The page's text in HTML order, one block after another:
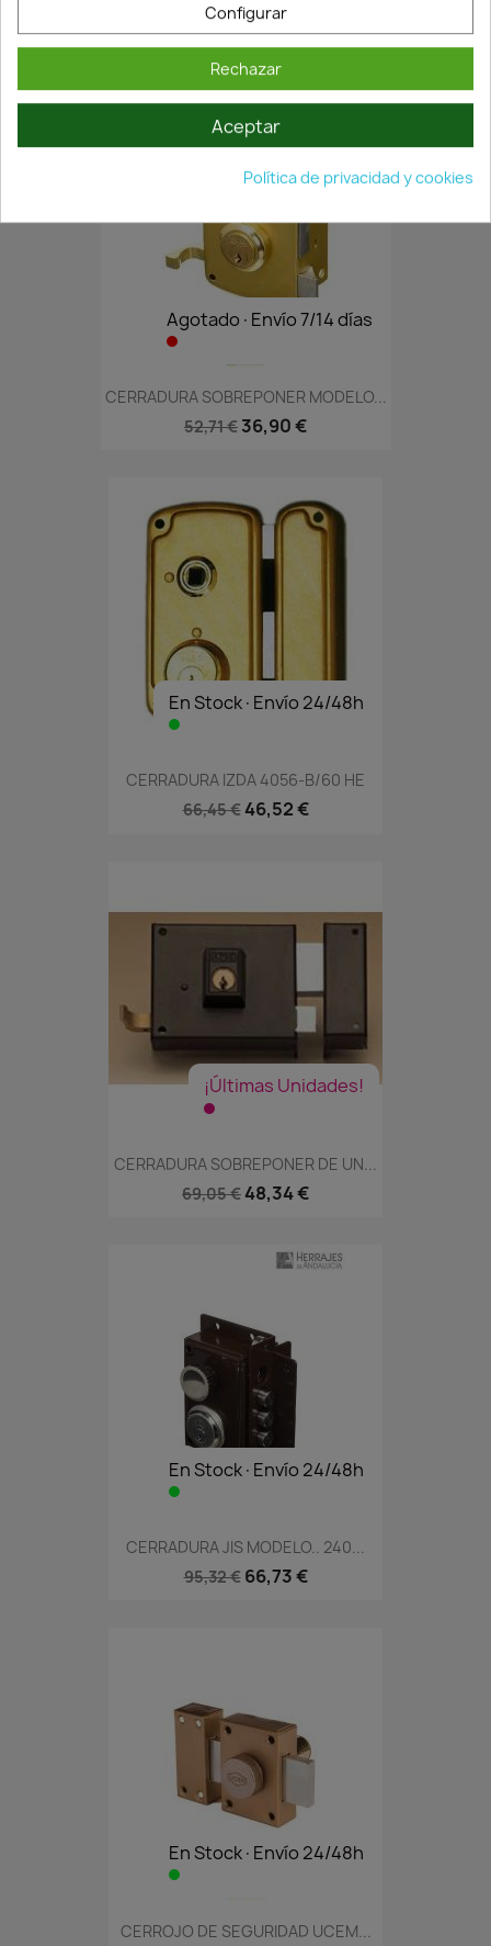
CERRADURA IZDA 4056-A 60 HE
65,88 €46,12 €
Agotado·Envío 7/14 días
CERRADURA SOBREPONER MODELO...
52,71 € 36,90 €
En Stock·Envío 24/48h
CERRADURA IZDA 4056-B/60 HE
66,45 € 46,52 €
¡Últimas Unidades!
CERRADURA SOBREPONER DE UN...
69,05 € 48,34 €
En Stock·Envío 24/48h
CERRADURA JIS MODELO.. 240...
95,32 € 66,73 €
En Stock·Envío 24/48h
CERROJO DE SEGURIDAD UCEM...
Configurar
Rechazar
Aceptar
Política de privacidad y cookies